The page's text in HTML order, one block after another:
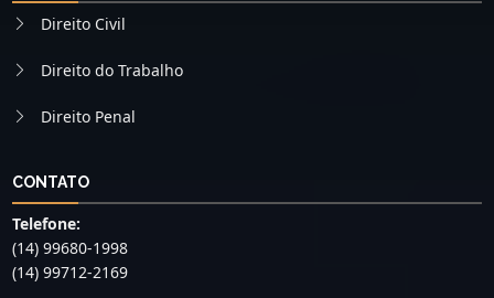
Direito Civil
Direito do Trabalho
Direito Penal
CONTATO
Telefone:
(14) 99680-1998
(14) 99712-2169